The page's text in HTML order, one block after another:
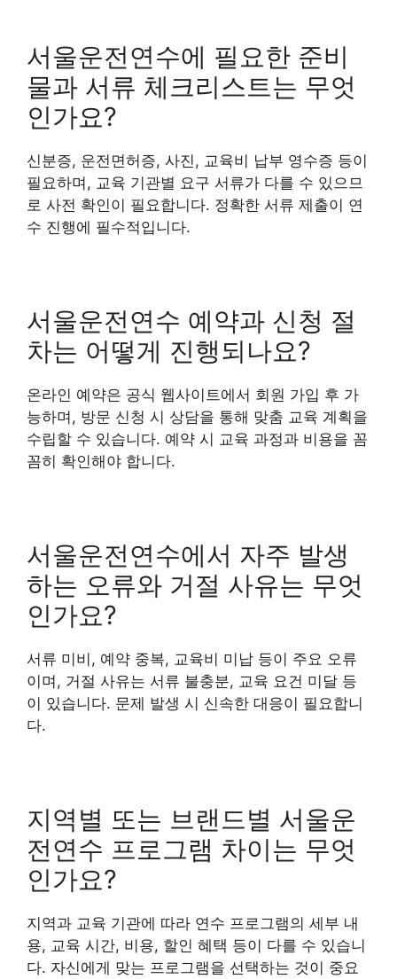
서울운전연수에 필요한 준비
물과 서류 체크리스트는 무엇
인가요?
신분증, 운전면허증, 사진, 교육비 납부 영수증 등이
필요하며, 교육 기관별 요구 서류가 다를 수 있으므
로 사전 확인이 필요합니다. 정확한 서류 제출이 연
수 진행에 필수적입니다.
서울운전연수 예약과 신청 절
차는 어떻게 진행되나요?
온라인 예약은 공식 웹사이트에서 회원 가입 후 가
능하며, 방문 신청 시 상담을 통해 맞춤 교육 계획을
수립할 수 있습니다. 예약 시 교육 과정과 비용을 꼼
꼼히 확인해야 합니다.
서울운전연수에서 자주 발생
하는 오류와 거절 사유는 무엇
인가요?
서류 미비, 예약 중복, 교육비 미납 등이 주요 오류
이며, 거절 사유는 서류 불충분, 교육 요건 미달 등
이 있습니다. 문제 발생 시 신속한 대응이 필요합니
다.
지역별 또는 브랜드별 서울운
전연수 프로그램 차이는 무엇
인가요?
지역과 교육 기관에 따라 연수 프로그램의 세부 내
용, 교육 시간, 비용, 할인 혜택 등이 다를 수 있습니
다. 자신에게 맞는 프로그램을 선택하는 것이 중요